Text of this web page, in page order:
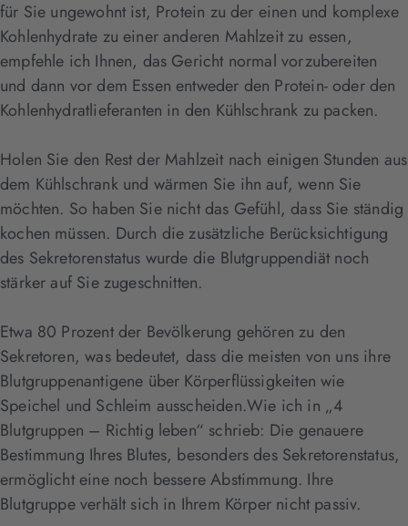
für Sie ungewohnt ist, Protein zu der einen und komplexe
Kohlenhydrate zu einer anderen Mahlzeit zu essen,
empfehle ich Ihnen, das Gericht normal vorzubereiten
und dann vor dem Essen entweder den Protein- oder den
Kohlenhydratlieferanten in den Kühlschrank zu packen.
Holen Sie den Rest der Mahlzeit nach einigen Stunden aus
dem Kühlschrank und wärmen Sie ihn auf, wenn Sie
möchten. So haben Sie nicht das Gefühl, dass Sie ständig
kochen müssen. Durch die zusätzliche Berücksichtigung
des Sekretorenstatus wurde die Blutgruppendiät noch
stärker auf Sie zugeschnitten.
Etwa 80 Prozent der Bevölkerung gehören zu den
Sekretoren, was bedeutet, dass die meisten von uns ihre
Blutgruppenantigene über Körperflüssigkeiten wie
Speichel und Schleim ausscheiden.Wie ich in „4
Blutgruppen – Richtig leben“ schrieb: Die genauere
Bestimmung Ihres Blutes, besonders des Sekretorenstatus,
ermöglicht eine noch bessere Abstimmung. Ihre
Blutgruppe verhält sich in Ihrem Körper nicht passiv.